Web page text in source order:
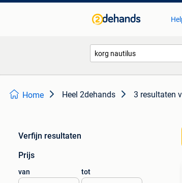
Home Heel 2dehands 3 resultaten
Verfijn resultaten
Prijs
van tot